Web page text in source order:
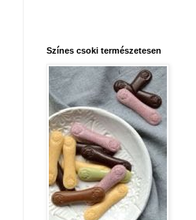
Színes csoki természetesen